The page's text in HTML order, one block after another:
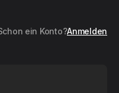
ein Konto?Anmelden